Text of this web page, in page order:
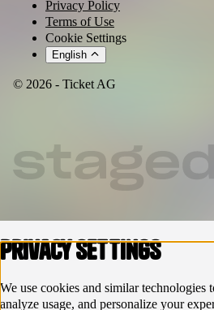
© 2026 - Ticket AG
Privacy Policy
Terms of Use
Cookie Settings
English
Privacy settings
We use cookies and similar technologies
analyze usage, and personalize your